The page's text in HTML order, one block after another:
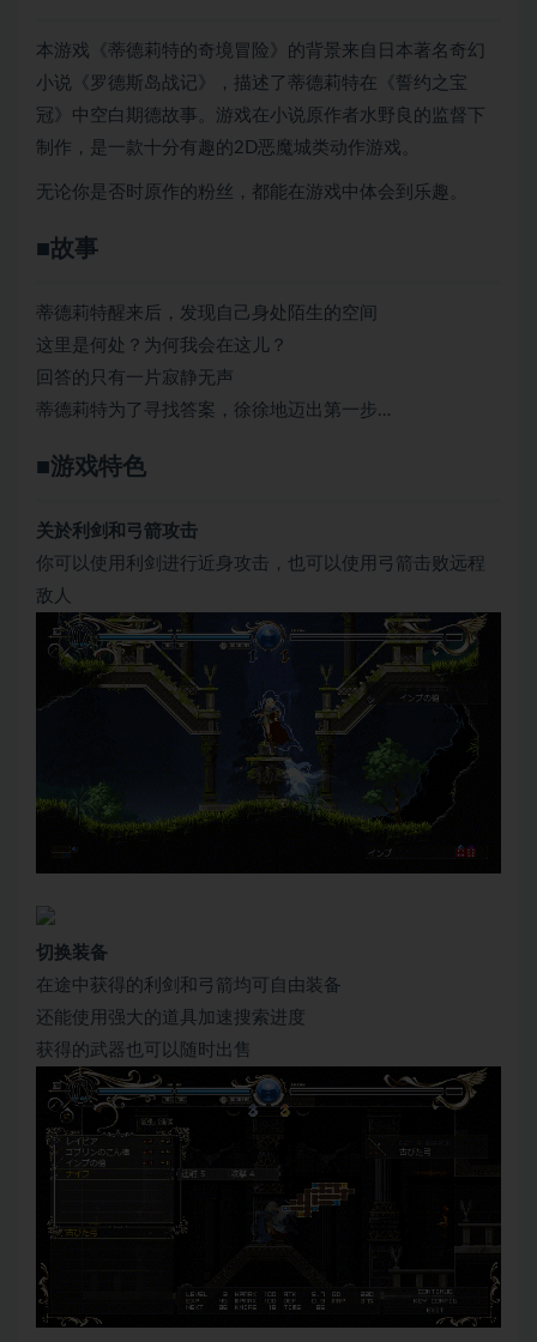
本游戏《蒂德莉特的奇境冒险》的背景来自日本著名奇幻
小说《罗德斯岛战记》，描述了蒂德莉特在《誓约之宝
冠》中空白期德故事。游戏在小说原作者水野良的监督下
制作，是一款十分有趣的2D恶魔城类动作游戏。
无论你是否时原作的粉丝，都能在游戏中体会到乐趣。
■故事
蒂德莉特醒来后，发现自己身处陌生的空间
这里是何处？为何我会在这儿？
回答的只有一片寂静无声
蒂德莉特为了寻找答案，徐徐地迈出第一步…
■游戏特色
关於利剑和弓箭攻击
你可以使用利剑进行近身攻击，也可以使用弓箭击败远程
敌人
切换装备
在途中获得的利剑和弓箭均可自由装备
还能使用强大的道具加速搜索进度
获得的武器也可以随时出售